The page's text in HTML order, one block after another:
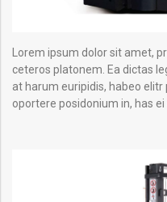
Lorem ipsum dolor sit amet,
ceteros platonem. Ea dictas
at harum euripidis, habeo
oportere posidonium in, has